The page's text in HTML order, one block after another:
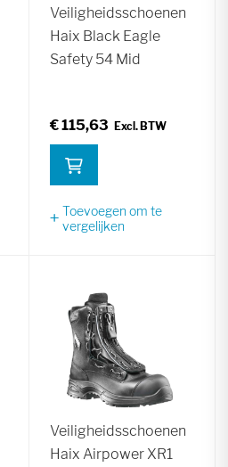
Veiligheidsschoenen
Haix Black Eagle
Safety 54 Mid
€ 115,63
Toevoegen om te
vergelijken
Veiligheidsschoenen
Haix Airpower XR1